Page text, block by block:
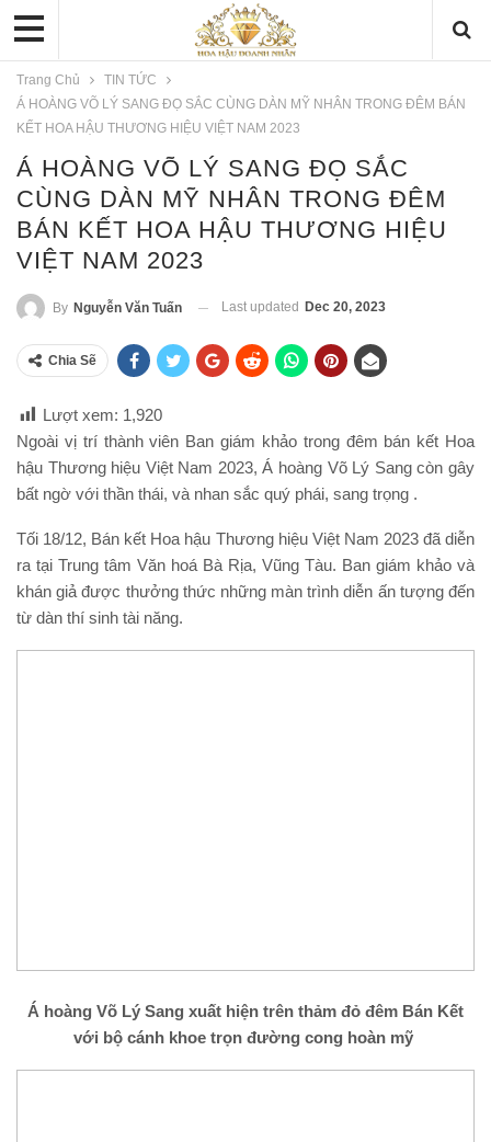
Trang Chủ
TIN TỨC
Á HOÀNG VÕ LÝ SANG ĐỌ SẮC CÙNG DÀN MỸ NHÂN TRONG ĐÊM BÁN
KẾT HOA HẬU THƯƠNG HIỆU VIỆT NAM 2023
Á HOÀNG VÕ LÝ SANG ĐỌ SẮC
CÙNG DÀN MỸ NHÂN TRONG ĐÊM
BÁN KẾT HOA HẬU THƯƠNG HIỆU
VIỆT NAM 2023
By Nguyễn Văn Tuấn Last updated Dec 20, 2023
Chia Sẽ
Lượt xem: 1,920
Ngoài vị trí thành viên Ban giám khảo trong đêm bán kết Hoa
hậu Thương hiệu Việt Nam 2023, Á hoàng Võ Lý Sang còn gây
bất ngờ với thần thái, và nhan sắc quý phái, sang trọng .
Tối 18/12, Bán kết Hoa hậu Thương hiệu Việt Nam 2023 đã diễn
ra tại Trung tâm Văn hoá Bà Rịa, Vũng Tàu. Ban giám khảo và
khán giả được thưởng thức những màn trình diễn ấn tượng đến
từ dàn thí sinh tài năng.
Á hoàng Võ Lý Sang xuất hiện trên thảm đỏ đêm Bán Kết
với bộ cánh khoe trọn đường cong hoàn mỹ